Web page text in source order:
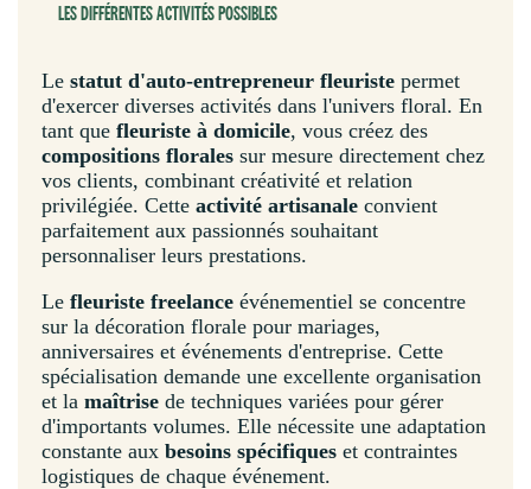
LES DIFFÉRENTES ACTIVITÉS POSSIBLES
Le statut d'auto-entrepreneur fleuriste permet
d'exercer diverses activités dans l'univers floral. En
tant que fleuriste à domicile, vous créez des
compositions florales sur mesure directement chez
vos clients, combinant créativité et relation
privilégiée. Cette activité artisanale convient
parfaitement aux passionnés souhaitant
personnaliser leurs prestations.
Le fleuriste freelance événementiel se concentre
sur la décoration florale pour mariages,
anniversaires et événements d'entreprise. Cette
spécialisation demande une excellente organisation
et la maîtrise de techniques variées pour gérer
d'importants volumes. Elle nécessite une adaptation
constante aux besoins spécifiques et contraintes
logistiques de chaque événement.